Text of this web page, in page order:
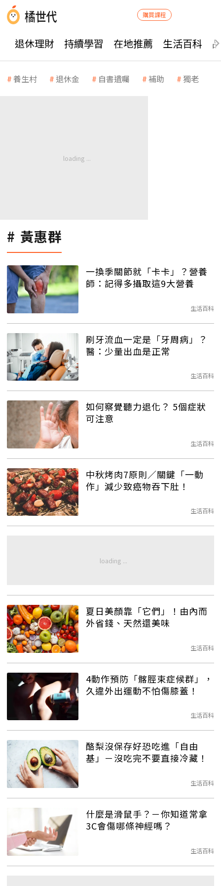
購買課程
退休理財 持續學習 在地推薦 生活百科
養生村 退休金 自書遺囑 補助 獨老
黃惠群
一換季關節就「卡卡」？營養
師：記得多攝取這9大營養
生活百科
刷牙流血一定是「牙周病」？
醫：少量出血是正常
生活百科
如何察覺聽力退化？ 5個症狀
可注意
生活百科
中秋烤肉7原則／關鍵「一動
作」減少致癌物吞下肚！
生活百科
夏日美顏靠「它們」！由內而
外省錢、天然還美味
生活百科
4動作預防「髂脛束症候群」，
久違外出運動不怕傷膝蓋！
生活百科
酪梨沒保存好恐吃進「自由
基」－沒吃完不要直接冷藏！
生活百科
什麼是滑鼠手？－你知道常拿
3C會傷哪條神經嗎？
生活百科